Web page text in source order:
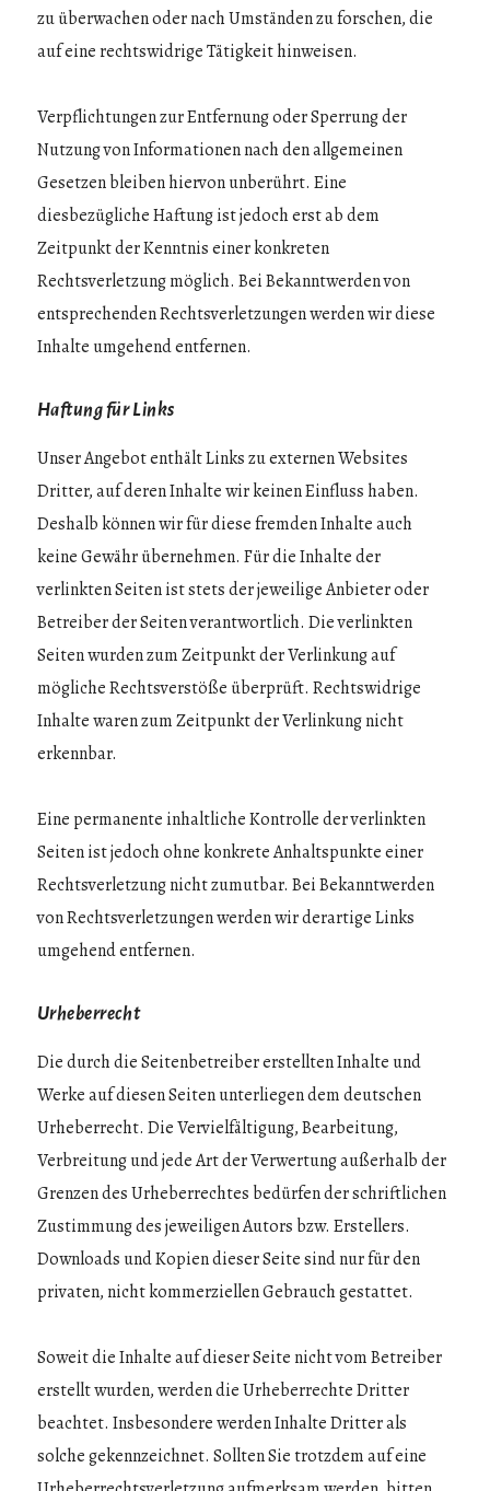
zu überwachen oder nach Umständen zu forschen, die
auf eine rechtswidrige Tätigkeit hinweisen.
Verpflichtungen zur Entfernung oder Sperrung der
Nutzung von Informationen nach den allgemeinen
Gesetzen bleiben hiervon unberührt. Eine
diesbezügliche Haftung ist jedoch erst ab dem
Zeitpunkt der Kenntnis einer konkreten
Rechtsverletzung möglich. Bei Bekanntwerden von
entsprechenden Rechtsverletzungen werden wir diese
Inhalte umgehend entfernen.
Haftung für Links
Unser Angebot enthält Links zu externen Websites
Dritter, auf deren Inhalte wir keinen Einfluss haben.
Deshalb können wir für diese fremden Inhalte auch
keine Gewähr übernehmen. Für die Inhalte der
verlinkten Seiten ist stets der jeweilige Anbieter oder
Betreiber der Seiten verantwortlich. Die verlinkten
Seiten wurden zum Zeitpunkt der Verlinkung auf
mögliche Rechtsverstöße überprüft. Rechtswidrige
Inhalte waren zum Zeitpunkt der Verlinkung nicht
erkennbar.
Eine permanente inhaltliche Kontrolle der verlinkten
Seiten ist jedoch ohne konkrete Anhaltspunkte einer
Rechtsverletzung nicht zumutbar. Bei Bekanntwerden
von Rechtsverletzungen werden wir derartige Links
umgehend entfernen.
Urheberrecht
Die durch die Seitenbetreiber erstellten Inhalte und
Werke auf diesen Seiten unterliegen dem deutschen
Urheberrecht. Die Vervielfältigung, Bearbeitung,
Verbreitung und jede Art der Verwertung außerhalb der
Grenzen des Urheberrechtes bedürfen der schriftlichen
Zustimmung des jeweiligen Autors bzw. Erstellers.
Downloads und Kopien dieser Seite sind nur für den
privaten, nicht kommerziellen Gebrauch gestattet.
Soweit die Inhalte auf dieser Seite nicht vom Betreiber
erstellt wurden, werden die Urheberrechte Dritter
beachtet. Insbesondere werden Inhalte Dritter als
solche gekennzeichnet. Sollten Sie trotzdem auf eine